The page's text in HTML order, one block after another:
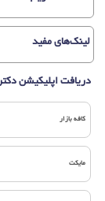
لینک‌های مفید
دریافت اپلیکیشن
کافه بازار
مایکت